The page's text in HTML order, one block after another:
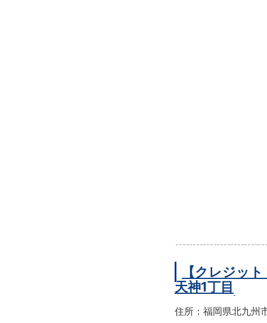
【クレジッ
天神1丁目
住所：福岡県北九州